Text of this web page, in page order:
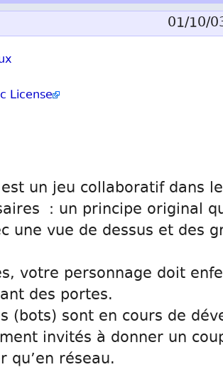
01/10/
License
un jeu collaboratif dans
: un principe original
une vue de dessus et des
votre personnage doit
des portes.
(bots) sont en cours de
invités à donner un
qu’en réseau.